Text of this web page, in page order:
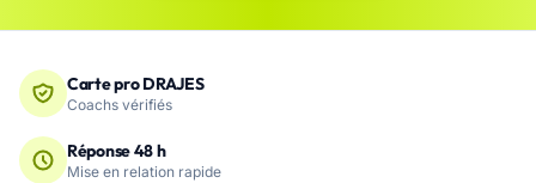
Carte pro DRAJES
Coachs vérifiés
Réponse 48 h
Mise en relation rapide